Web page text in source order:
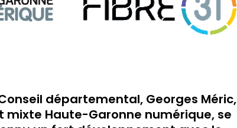
départemental, Georges Méric,
mixte Haute-Garonne numérique, se